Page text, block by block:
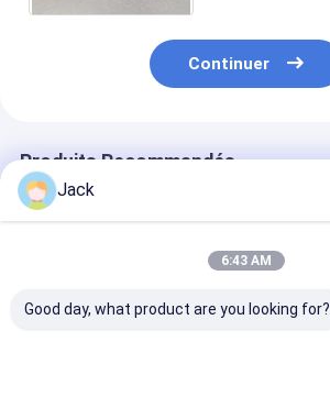
Continuer
Produits Recommandés
Jack
6:43 AM
Good day, what product are you looking for?